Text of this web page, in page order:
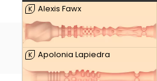
K Alexis Fawx
K Apolonia Lapiedra